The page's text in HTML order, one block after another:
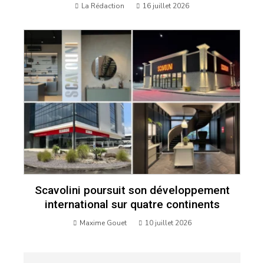
La Rédaction 16 juillet 2026
Scavolini poursuit son développement
international sur quatre continents
Maxime Gouet 10 juillet 2026